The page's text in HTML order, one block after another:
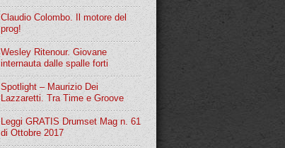
Claudio Colombo. Il motore del
prog!
Wesley Ritenour. Giovane
internauta dalle spalle forti
Spotlight – Maurizio Dei
Lazzaretti. Tra Time e Groove
Leggi GRATIS Drumset Mag n. 61
di Ottobre 2017